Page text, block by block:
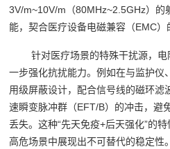
3V/m~10V/m（80MHz~2.5GHz）的
能，契合医疗设备电磁兼容（EMC）
针对医疗场景的特殊干扰源，
一步强化抗扰能力。例如在与监护仪
用级屏蔽设计，配合信号线的磁环滤
速瞬变脉冲群（EFT/B）的冲击，避
丢失。这种“先天免疫+后天强化”的
高危场景中展现出不可替代的稳定性。